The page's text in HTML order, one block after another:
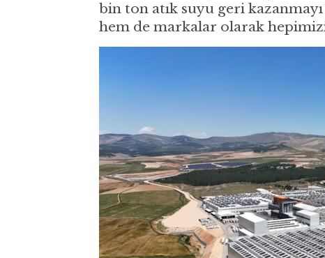
bin ton atık suyu geri
hem de markalar olarak